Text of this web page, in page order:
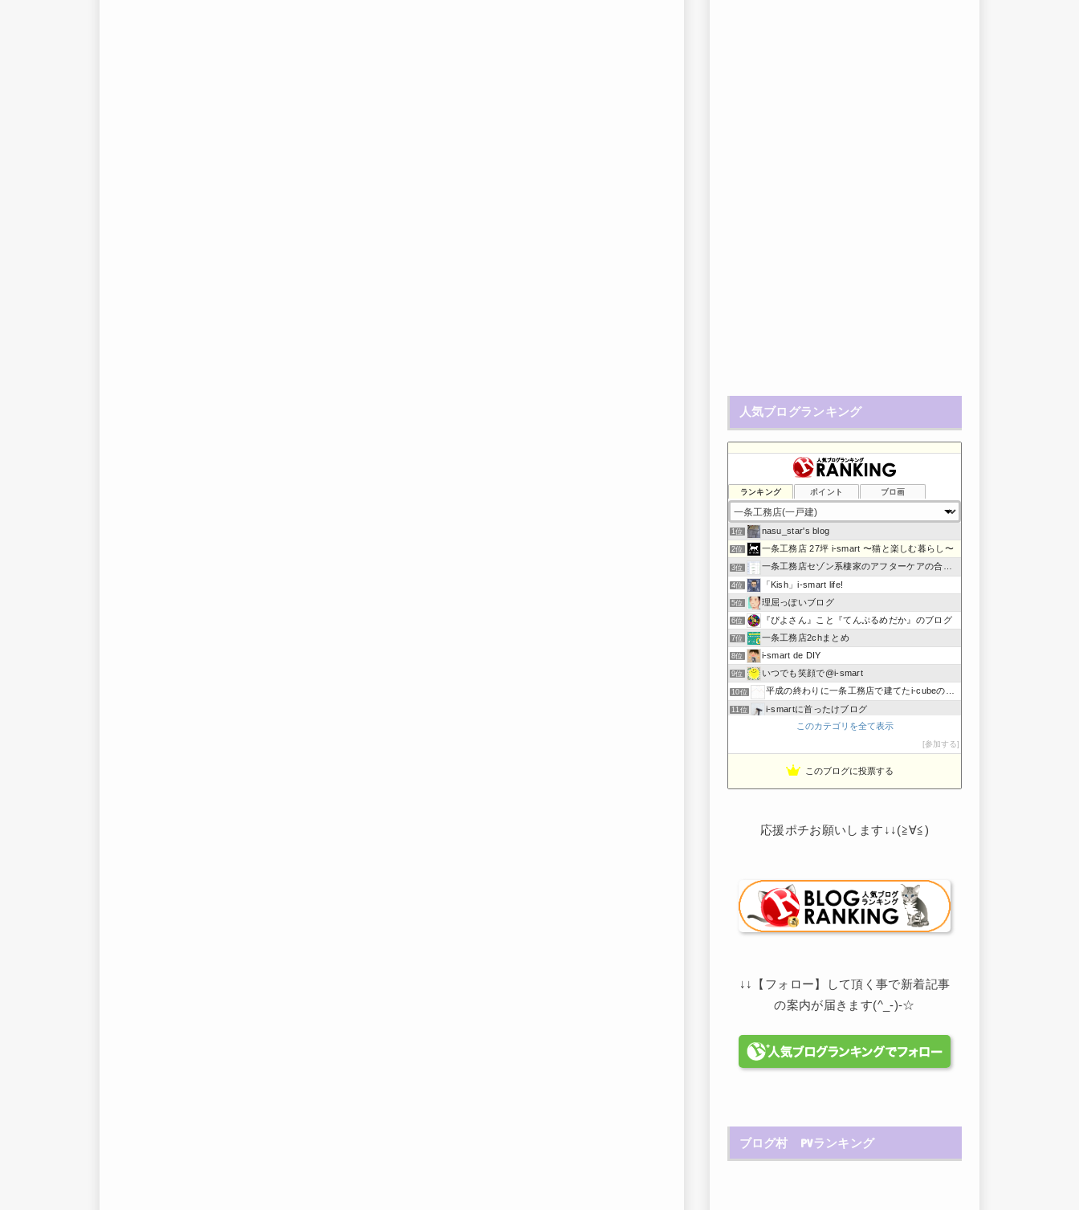
人気ブログランキング
ランキング ポイント ブロ画
1位 nasu_star's blog
2位 一条工務店 27坪 i-smart 〜猫と楽しむ暮らし〜
3位 一条工務店セゾン系棲家のアフターケアの合間に綴るブログ
4位 「Kish」i-smart life!
5位 理屈っぽいブログ
6位 『ぴよさん』こと『てんぷるめだか』のブログ
7位 一条工務店2chまとめ
8位 i-smart de DIY
9位 いつでも笑顔で@i-smart
10位 平成の終わりに一条工務店で建てたi-cubeのブログ
11位 i-smartに首ったけブログ
節約しないエコライフ
このカテゴリを全て表示
参加する
このブログに投票する
応援ポチお願いします↓↓(≧∀≦)
↓↓【フォロー】して頂く事で新着記事
の案内が届きます(^_-)-☆
ブログ村 PVランキング